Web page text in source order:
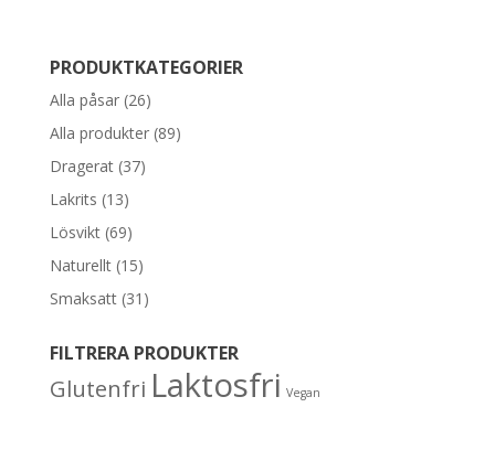
PRODUKTKATEGORIER
Alla påsar (26)
Alla produkter (89)
Dragerat (37)
Lakrits (13)
Lösvikt (69)
Naturellt (15)
Smaksatt (31)
FILTRERA PRODUKTER
Glutenfri Laktosfri Vegan